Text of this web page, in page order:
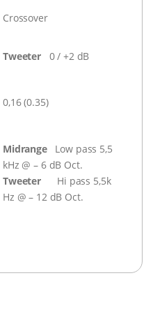
Crossover
Tweeter 0 / +2 dB
0,16 (0.35)
MidrangeLow pass 5,5
kHz @ – 6 dB Oct.
Tweeter Hi pass 5,5k
Hz @ – 12 dB Oct.